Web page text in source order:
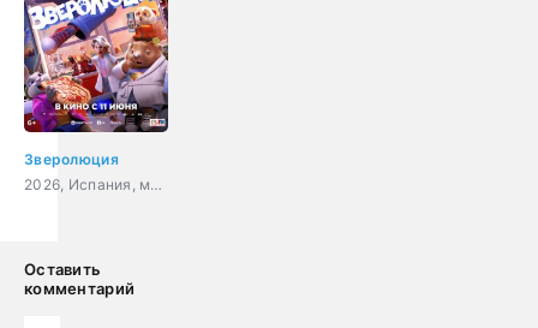
Зверолюция
2026, Испания, мультфильм, фантастика, комедия, приключения
Оставить
комментарий